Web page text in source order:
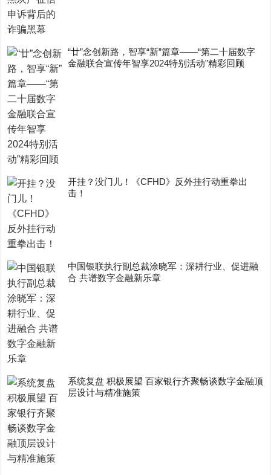
“廿”念创新路，智享“新”篇章——“第二十届数字
金融联合宣传年智享2024特别活动”精彩回顾
开挂？没门儿！《CFHD》反外挂行动重拳出
击！
中国银联执行副总裁涂晓军：深耕行业、促进融
合 共谱数字金融新乐章
系统复盘 积极展望 百家银行齐聚畅谈数字金融顶
层设计与精准施策